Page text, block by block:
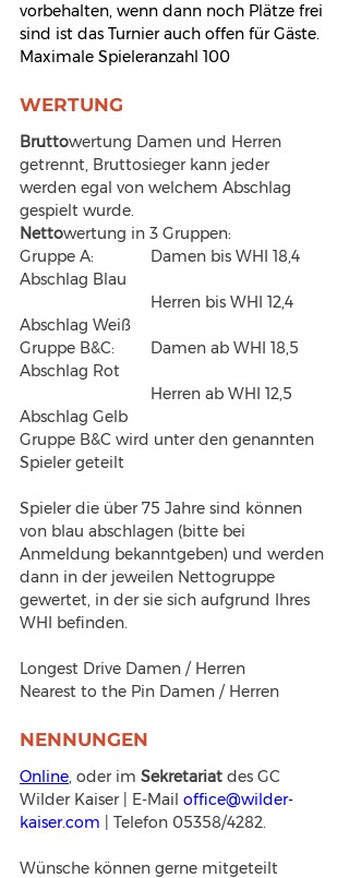
vorbehalten, wenn dann noch Plätze frei
sind ist das Turnier auch offen für Gäste.
Maximale Spieleranzahl 100
WERTUNG
Bruttowertung Damen und Herren
getrennt, Bruttosieger kann jeder
werden egal von welchem Abschlag
gespielt wurde.
Nettowertung in 3 Gruppen:
Gruppe A: 		Damen bis WHI 18,4
Abschlag Blau
Abschlag Weiß
Gruppe B&C:	Damen ab WHI 18,5
Abschlag Rot
Abschlag Gelb
Gruppe B&C wird unter den genannten
Spieler geteilt
Spieler die über 75 Jahre sind können
von blau abschlagen (bitte bei
Anmeldung bekanntgeben) und werden
dann in der jeweilen Nettogruppe
gewertet, in der sie sich aufgrund Ihres
WHI befinden.
Longest Drive Damen / Herren
Nearest to the Pin Damen / Herren
NENNUNGEN
Online, oder im Sekretariat des GC
Wilder Kaiser | E-Mail office@wilder-
kaiser.com | Telefon 05358/4282.
Wünsche können gerne mitgeteilt